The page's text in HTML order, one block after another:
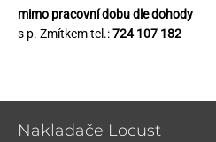
mimo pracovní dobu dle dohody
s p. Zmítkem tel.:724 107 182
Nakladače Locust